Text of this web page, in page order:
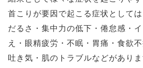
首こりが要因で起こる症状として
だるさ・集中力の低下・倦怠感・
え・眼精疲労・不眠・胃痛・食欲
吐き気・肌のトラブルなどがありま